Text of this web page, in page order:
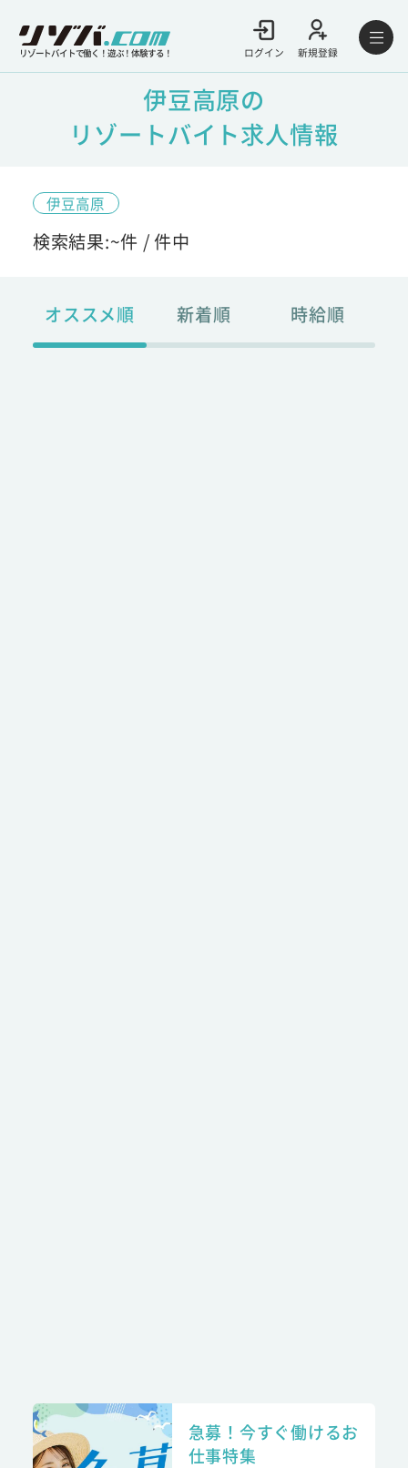
リゾートバイトで働く！遊ぶ！体験する！ ログイン 新規登録
伊豆高原の
リゾートバイト求人情報
伊豆高原
検索結果:~件 /件中
オススメ順 新着順 時給順
急募！今すぐ働けるお
仕事特集